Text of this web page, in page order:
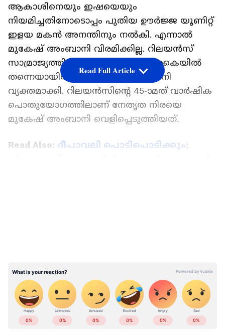
ആകാശിനെയും ഇഷയെയും
നിയമിച്ചതിനോടൊപ്പം പുതിയ ഊർജ്ജ യൂണിറ്റ്
ഇളയ മകൻ അനന്തിനും നൽകി. എന്നാൽ
മുകേഷ് അംബാനി വിരമിക്കില്ല. റിലയൻസ്
സാമ്രാജ്യത്തിന്റെ നേതൃത്വം തന്റെ കൈയിൽ
തന്നെയായിരിക്കും എന്നും അംബാനി
വ്യക്തമാക്കി. റിലയൻസിന്റെ 45-ാമത് വാർഷിക
പൊതുയോഗത്തിലാണ് നേതൃത നിരയെ
മുകേഷ് അംബാനി വെളിപ്പെടുത്തിയത്.
Read Also: ദീപാവലി പൊടിപൊടിക്കും;
സ്ഥാപനത്തിനൊപ്പമാണ്.
Read Full Article
ABOUT THE AUTHOR